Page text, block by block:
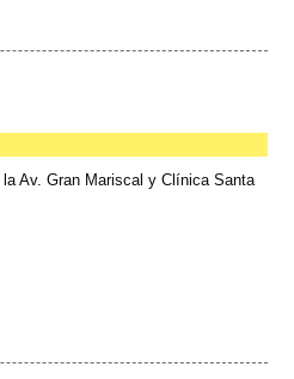
Av. Gran Mariscal y Clínica Santa